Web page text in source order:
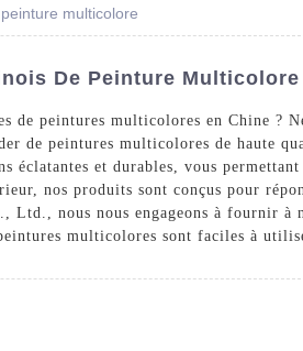
multicolore
De Peinture
de peintures multicolores en Chine
de peintures multicolores de haute
éclatantes et durables, vous
nos produits sont conçus pour
Ltd., nous nous engageons à fournir
multicolores sont faciles à